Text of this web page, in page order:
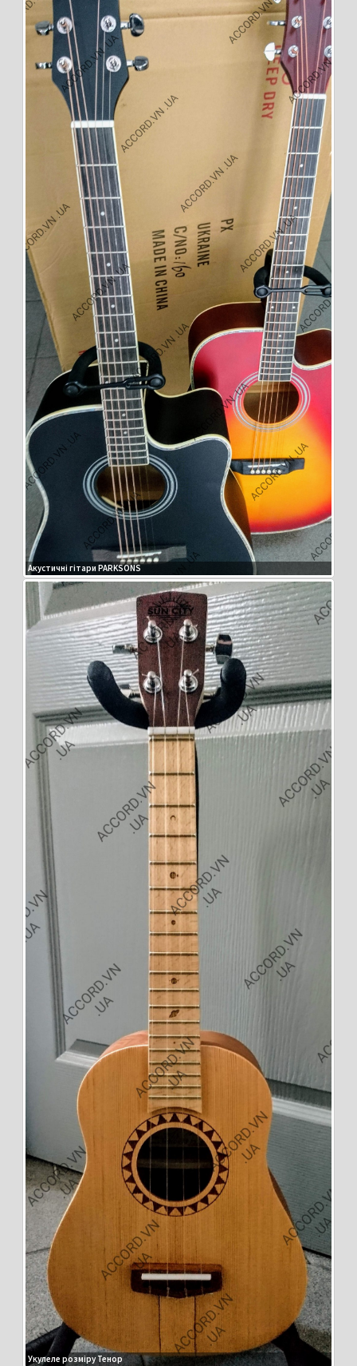
Акустичні гітари PARKSONS
Укулеле розміру Тенор